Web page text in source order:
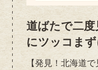
道ばたで二度
にツッコま
【発見！北海道